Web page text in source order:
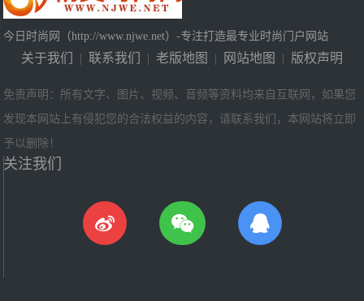
今日时尚网（http://www.njwe.net）-专注打造最专业时尚门户网站
关于我们 | 联系我们 | 老版地图 | 网站地图 | 版权声明
免责声明：所有文字、图片、视频、音频等资料均来自互联网，如果您
发现本网站上有侵犯您的合法权益的内容，请联系我们，本网站将立即
予以删除！
关注我们